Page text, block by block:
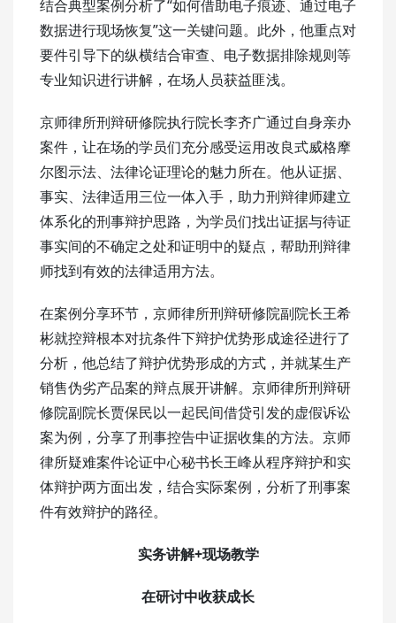
结合典型案例分析了“如何借助电子痕迹、通过电子
数据进行现场恢复”这一关键问题。此外，他重点对
要件引导下的纵横结合审查、电子数据排除规则等
专业知识进行讲解，在场人员获益匪浅。
京师律所刑辩研修院执行院长李齐广通过自身亲办
案件，让在场的学员们充分感受运用改良式威格摩
尔图示法、法律论证理论的魅力所在。他从证据、
事实、法律适用三位一体入手，助力刑辩律师建立
体系化的刑事辩护思路，为学员们找出证据与待证
事实间的不确定之处和证明中的疑点，帮助刑辩律
师找到有效的法律适用方法。
在案例分享环节，京师律所刑辩研修院副院长王希
彬就控辩根本对抗条件下辩护优势形成途径进行了
分析，他总结了辩护优势形成的方式，并就某生产
销售伪劣产品案的辩点展开讲解。京师律所刑辩研
修院副院长贾保民以一起民间借贷引发的虚假诉讼
案为例，分享了刑事控告中证据收集的方法。京师
律所疑难案件论证中心秘书长王峰从程序辩护和实
体辩护两方面出发，结合实际案例，分析了刑事案
件有效辩护的路径。
实务讲解+现场教学
在研讨中收获成长